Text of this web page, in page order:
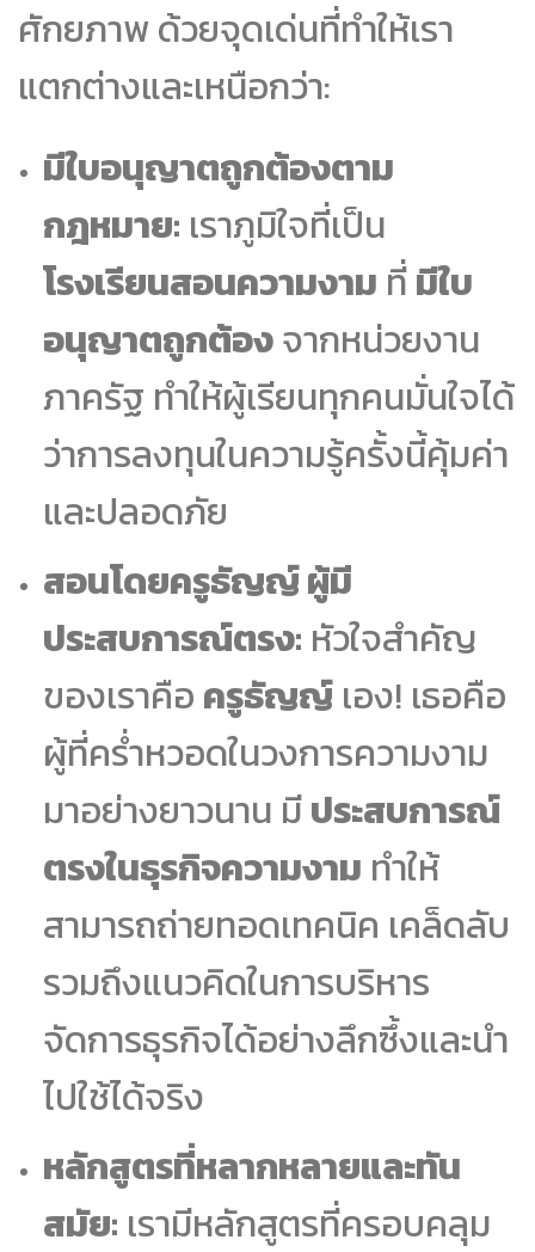
ศักยภาพ ด้วยจุดเด่นที่ทำให้เรา
แตกต่างและเหนือกว่า:
มีใบอนุญาตถูกต้องตาม
กฎหมาย: เราภูมิใจที่เป็น
โรงเรียนสอนความงาม ที่มีใบ
อนุญาตถูกต้องจากหน่วยงาน
ภาครัฐ ทำให้ผู้เรียนทุกคนมั่นใจได้
ว่าการลงทุนในความรู้ครั้งนี้คุ้มค่า
และปลอดภัย
สอนโดยครูธัญญ์ ผู้มี
ประสบการณ์ตรง: หัวใจสำคัญ
ของเราคือ ครูธัญญ์เอง! เธอคือ
ผู้ที่คร่ำหวอดในวงการความงาม
มาอย่างยาวนาน มีประสบการณ์
ตรงในธุรกิจความงาม ทำให้
สามารถถ่ายทอดเทคนิค เคล็ดลับ
รวมถึงแนวคิดในการบริหาร
จัดการธุรกิจได้อย่างลึกซึ้งและนำ
ไปใช้ได้จริง
หลักสูตรที่หลากหลายและทัน
สมัย: เรามีหลักสูตรที่ครอบคลุม